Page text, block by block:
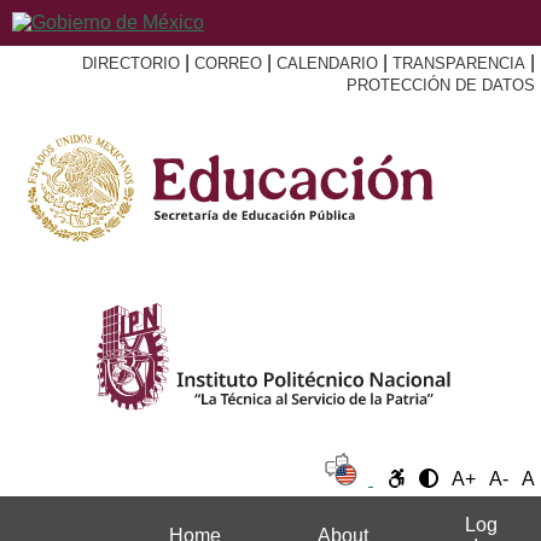
DIRECTORIO CORREO CALENDARIO TRANSPARENCIA
PROTECCIÓN DE DATOS
A+ A- A
Home About
Log